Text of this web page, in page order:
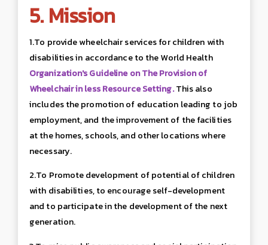
5. Mission
1.To provide wheelchair services for children with
disabilities in accordance to the World Health
Organization's Guideline on The Provision of
Wheelchair in less Resource Setting.This also
includes the promotion of education leading to job
employment, and the improvement of the facilities
at the homes, schools, and other locations where
necessary.
2.To Promote development of potential of children
with disabilities, to encourage self-development
and to participate in the development of the next
generation.